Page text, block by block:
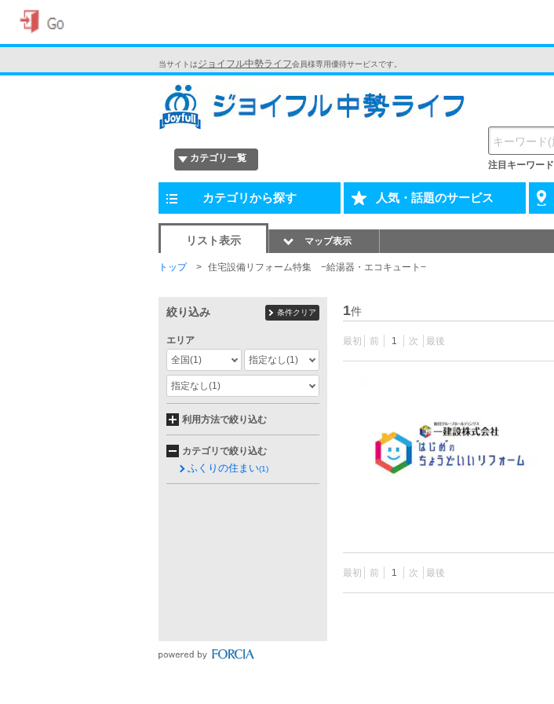
当サイトはジョイフル中勢ライフ会員様専用優待サービスです。
カテゴリ一覧
注目キーワード
カテゴリから探す 人気・話題のサービス
リスト表示 マップ表示
トップ 住宅設備リフォーム特集 −給湯器・エコキュート−
1件
最初 前 1 次 最後
最初 前 1 次 最後
絞り込み 条件クリア
エリア
全国(1) 指定なし(1)
指定なし(1)
利用方法で絞り込む
カテゴリで絞り込む
ふくりの住まい(1)